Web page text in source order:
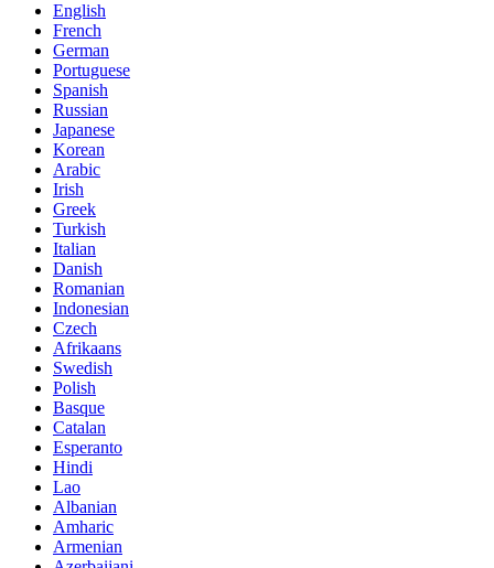
English
French
German
Portuguese
Spanish
Russian
Japanese
Korean
Arabic
Irish
Greek
Turkish
Italian
Danish
Romanian
Indonesian
Czech
Afrikaans
Swedish
Polish
Basque
Catalan
Esperanto
Hindi
Lao
Albanian
Amharic
Armenian